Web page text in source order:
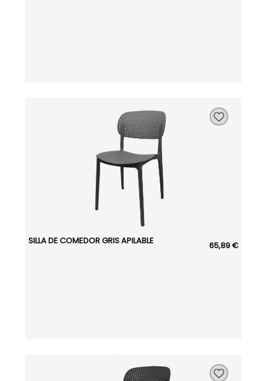
SILLA DE COMEDOR GRIS APILABLE 65,89 €